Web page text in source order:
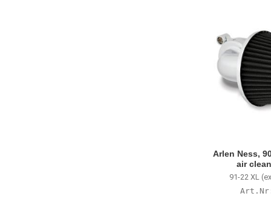
Arlen Ness,
air
91-22 XL